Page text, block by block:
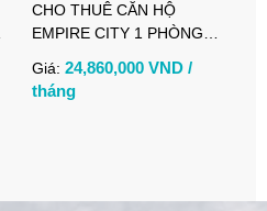
CHO THUÊ CĂN HỘ
EMPIRE CITY 1 PHÒNG
Giá: 24,860,000 VND /
tháng